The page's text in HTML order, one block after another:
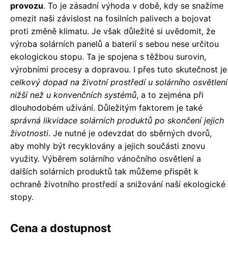
provozu. To je zásadní výhoda v době, kdy se snažíme
omezit naši závislost na fosilních palivech a bojovat
proti změně klimatu. Je však důležité si uvědomit, že
výroba solárních panelů a baterií s sebou nese určitou
ekologickou stopu. Ta je spojena s těžbou surovin,
výrobními procesy a dopravou. I přes tuto skutečnost je
celkový dopad na životní prostředí u solárního osvětlení
nižší než u konvenčních systémů, a to zejména při
dlouhodobém užívání. Důležitým faktorem je také
správná likvidace solárních produktů po skončení jejich
životnosti. Je nutné je odevzdat do sběrných dvorů,
aby mohly být recyklovány a jejich součásti znovu
využity. Výběrem solárního vánočního osvětlení a
dalších solárních produktů tak můžeme přispět k
ochraně životního prostředí a snižování naší ekologické
stopy.
Cena a dostupnost